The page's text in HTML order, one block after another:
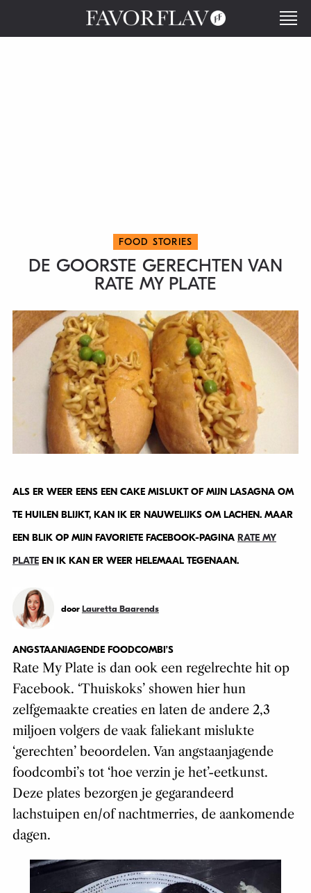
FOOD STORIES
DE GOORSTE GERECHTEN VAN
RATE MY PLATE
ALS ER WEER EENS EEN CAKE MISLUKT OF MIJN LASAGNA OM
TE HUILEN BLIJKT, KAN IK ER NAUWELIJKS OM LACHEN. MAAR
EEN BLIK OP MIJN FAVORIETE FACEBOOK-PAGINA RATE MY
PLATEEN IK KAN ER WEER HELEMAAL TEGENAAN.
door Lauretta Baarends
ANGSTAANJAGENDE FOODCOMBI’S
Rate My Plate is dan ook een regelrechte hit op
Facebook. ‘Thuiskoks’ showen hier hun
zelfgemaakte creaties en laten de andere 2,3
miljoen volgers de vaak faliekant mislukte
‘gerechten’ beoordelen. Van angstaanjagende
foodcombi’s tot ‘hoe verzin je het’-eetkunst.
Deze plates bezorgen je gegarandeerd
lachstuipen en/of nachtmerries, de aankomende
dagen.